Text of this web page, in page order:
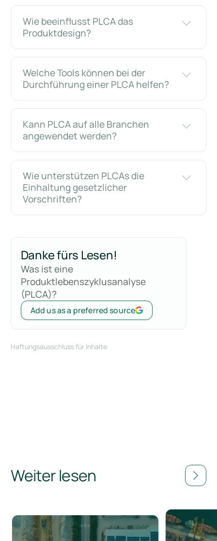
Wie beeinflusst PLCA das
Produktdesign?
Welche Tools können bei der
Durchführung einer PLCA helfen?
Kann PLCA auf alle Branchen
angewendet werden?
Wie unterstützen PLCAs die
Einhaltung gesetzlicher
Vorschriften?
Danke fürs Lesen!
Was ist eine
Produktlebenszyklusanalyse
(PLCA)?
Add us as a preferred source
Haftungsausschluss für Inhalte
Weiter lesen